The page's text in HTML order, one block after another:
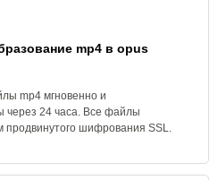
mp4 в opus
mp4 мгновенно и
24 часа. Все файлы
продвинутого шифрования SSL.